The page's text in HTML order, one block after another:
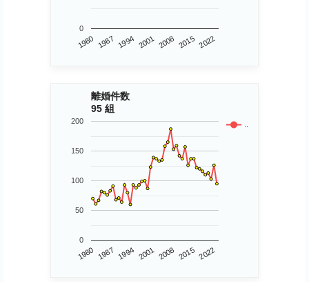
1980 1987 1994 2001 2008 2015 2022
0
離婚件数
95 組
..
1980 1987 1994 2001 2008 2015 2022
0
50
100
150
200